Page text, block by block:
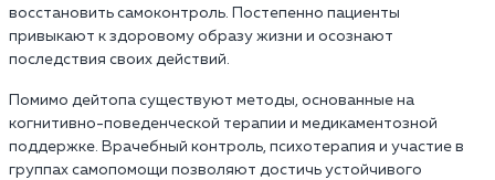
восстановить самоконтроль. Постепенно пациенты
привыкают к здоровому образу жизни и осознают
последствия своих действий.
Помимо дейтопа существуют методы, основанные на
когнитивно-поведенческой терапии и медикаментозной
поддержке. Врачебный контроль, психотерапия и участие в
группах самопомощи позволяют достичь устойчивого